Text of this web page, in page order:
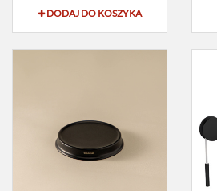
DODAJ DO KOSZYKA